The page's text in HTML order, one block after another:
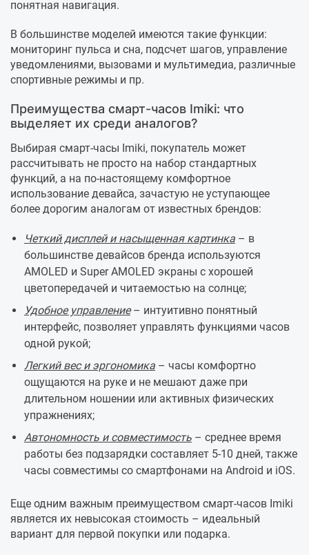
понятная навигация.
В большинстве моделей имеются такие функции:
мониторинг пульса и сна, подсчет шагов, управление
уведомлениями, вызовами и мультимедиа, различные
спортивные режимы и пр.
Преимущества смарт-часов Imiki: что
выделяет их среди аналогов?
Выбирая смарт-часы Imiki, покупатель может
рассчитывать не просто на набор стандартных
функций, а на по-настоящему комфортное
использование девайса, зачастую не уступающее
более дорогим аналогам от известных брендов:
Четкий дисплей и насыщенная картинка – в
большинстве девайсов бренда используются
AMOLED и Super AMOLED экраны с хорошей
цветопередачей и читаемостью на солнце;
Удобное управление– интуитивно понятный
интерфейс, позволяет управлять функциями часов
одной рукой;
Легкий вес и эргономика – часы комфортно
ощущаются на руке и не мешают даже при
длительном ношении или активных физических
упражнениях;
Автономность и совместимость – среднее время
работы без подзарядки составляет 5-10 дней, также
часы совместимы со смартфонами на Android и iOS.
Еще одним важным преимуществом смарт-часов Imiki
является их невысокая стоимость – идеальный
вариант для первой покупки или подарка.